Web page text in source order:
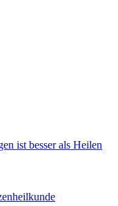
ist besser als Heilen